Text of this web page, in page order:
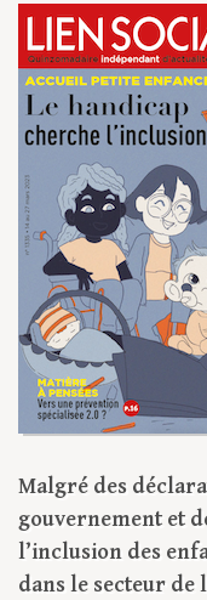
Malgré des
gouvernement et
l’inclusion des
dans le secteur de